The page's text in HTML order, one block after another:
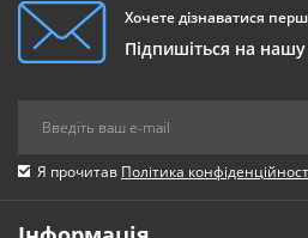
Хочете дізнаватися
Підпишіться на
Я прочитав Політика